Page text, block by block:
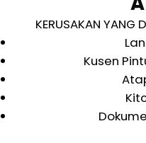
KERUSAKAN YANG
Kusen